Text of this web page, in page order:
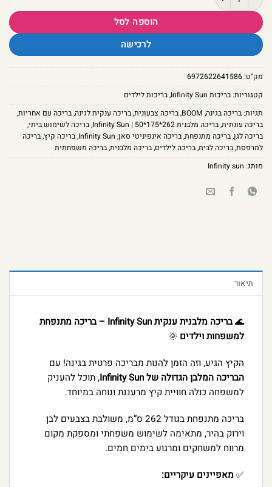
הוספה לסל
לרכישה
מק"ט:6972622641586
קטגוריות:בריכות Infinity Sun ,בריכות לילדים
תגיות:בריכה בגינה,
BOOM
,בריכה צבעונית,בריכה ענקית לגינה,בריכה עם אחריות,
בריכה עונתית,בריכה מלבנית 262*175*50 | Infinity Sun ,בריכה לשימוש ביתי,
בריכה לגן,בריכה מתנפחת,בריכה אינפיניטי סאן,
Infinity Sun
,בריכה קיץ,בריכה
למרפסת,בריכה לבית,בריכה לילדים,בריכה מלבנית,בריכה משפחתית
מותג: Infinity sun
תיאור
🌊
בריכה מלבנית ענקית Infinity Sun – בריכה מתנפחת
למשפחות וילדים 🌞
הקיץ הגיע, וזה הזמן להנות מבריכה פרטית בגינה! עם
הבריכה המלבן הגדולה של Infinity Sun
, תוכל להעניק
למשפחה כולה חוויית קיץ מרעננת ונוחה במיוחד.
בריכה מתנפחת בגודל 262 ס”מ, משולבת בצבעים לבן
וירוק בהיר, מתאימה לשימוש משפחתי ומספקת מקום
מרווח למשחקים ומרגוע בימים חמים.
✅מאפיינים עיקריים: